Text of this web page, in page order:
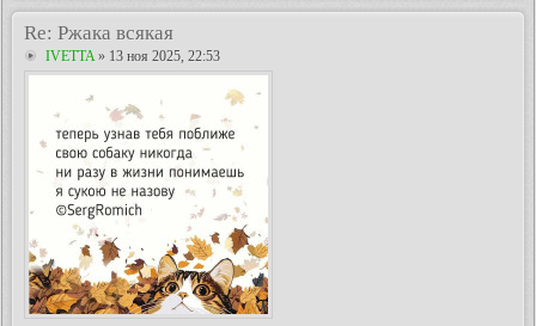
Re: Ржака всякая
IVETTA » 13 ноя 2025, 22:53